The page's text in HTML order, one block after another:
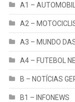
A1 –
A2 –
A3 – MUNDO
A4 – FUTEBOL
B – NOTÍCIAS
B1 – INFONEWS